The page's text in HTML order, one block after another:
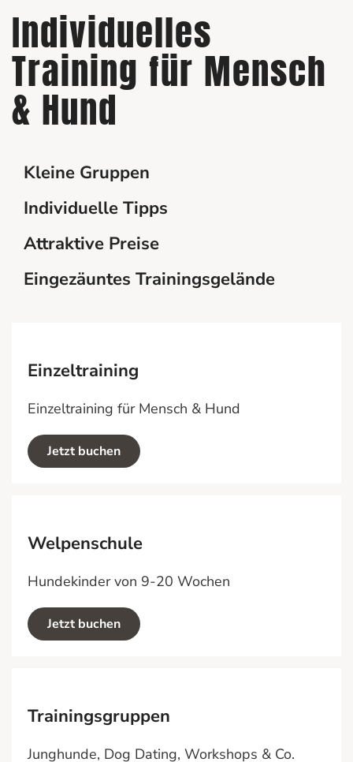
Individuelles
Training für Mensch
& Hund
Kleine Gruppen
Individuelle Tipps
Attraktive Preise
Eingezäuntes Trainingsgelände
Einzeltraining
Einzeltraining für Mensch & Hund
Jetzt buchen
Welpenschule
Hundekinder von 9-20 Wochen
Jetzt buchen
Trainingsgruppen
Junghunde, Dog Dating, Workshops & Co.